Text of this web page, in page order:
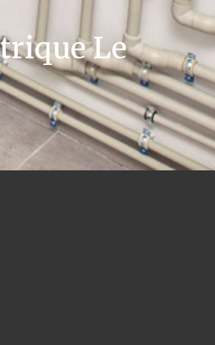
Le